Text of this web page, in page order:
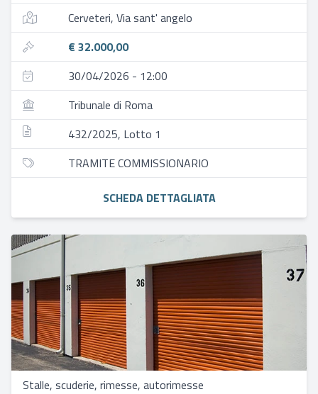
Cerveteri, Via sant' angelo
€ 32.000,00
30/04/2026 - 12:00
Tribunale di Roma
432/2025, Lotto 1
TRAMITE COMMISSIONARIO
SCHEDA DETTAGLIATA
Stalle, scuderie, rimesse, autorimesse